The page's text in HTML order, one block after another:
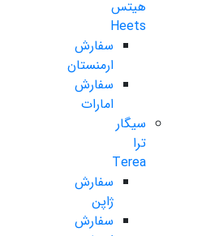
هیتس
Heets
سفارش
ارمنستان
سفارش
امارات
سیگار
ترا
Terea
سفارش
ژاپن
سفارش